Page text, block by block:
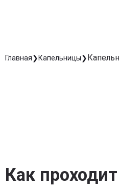
Главная Капельницы
Как